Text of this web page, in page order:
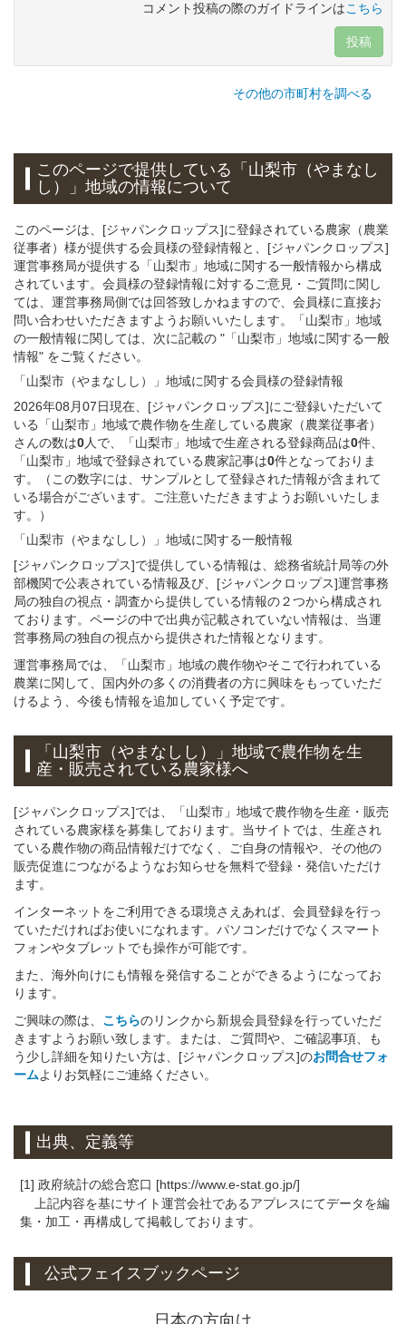
コメント投稿の際のガイドラインはこちら
投稿
その他の市町村を調べる
このページで提供している 「山梨市（やまなし
し）」地域の情報について
このページは、[ジャパンクロップス]に登録されている農家（農業
従事者）様が提供する会員様の登録情報と、[ジャパンクロップス]
運営事務局が提供する「山梨市」地域に関する一般情報から構成
されています。会員様の登録情報に対するご意見・ご質問に関し
ては、運営事務局側では回答致しかねますので、会員様に直接お
問い合わせいただきますようお願いいたします。「山梨市」地域
の一般情報に関しては、次に記載の "「山梨市」地域に関する一般
情報" をご覧ください。
「山梨市（やまなしし）」 地域に関する会員様の登録情報
2026年08月07日現在、[ジャパンクロップス]にご登録いただいて
いる「山梨市」地域で農作物を生産している農家（農業従事者）
さんの数は0人で、「山梨市」地域で生産される登録商品は0件、
「山梨市」地域で登録されている農家記事は0件となっておりま
す。（この数字には、サンプルとして登録された情報が含まれて
いる場合がございます。ご注意いただきますようお願いいたしま
す。）
「山梨市（やまなしし）」 地域に関する一般情報
[ジャパンクロップス]で提供している情報は、総務省統計局等の外
部機関で公表されている情報及び、[ジャパンクロップス]運営事務
局の独自の視点・調査から提供している情報の２つから構成され
ております。ページの中で出典が記載されていない情報は、当運
営事務局の独自の視点から提供された情報となります。
運営事務局では、「山梨市」地域の農作物やそこで行われている
農業に関して、国内外の多くの消費者の方に興味をもっていただ
けるよう、今後も情報を追加していく予定です。
「山梨市（やまなしし）」地域で農作物を生
産・販売されている農家様へ
[ジャパンクロップス]では、「山梨市」地域で農作物を生産・販売
されている農家様を募集しております。当サイトでは、生産され
ている農作物の商品情報だけでなく、ご自身の情報や、その他の
販売促進につながるようなお知らせを無料で登録・発信いただけ
ます。
インターネットをご利用できる環境さえあれば、会員登録を行っ
ていただければお使いになれます。パソコンだけでなくスマート
フォンやタブレットでも操作が可能です。
また、海外向けにも情報を発信することができるようになってお
ります。
ご興味の際は、 こちらのリンクから新規会員登録を行っていただ
きますようお願い致します。または、ご質問や、ご確認事項、も
う少し詳細を知りたい方は、[ジャパンクロップス]のお問合せフォ
ームよりお気軽にご連絡ください。
出典、定義等
[1] 政府統計の総合窓口 [https://www.e-stat.go.jp/]
上記内容を基にサイト運営会社であるアプレスにてデータを編
集・加工・再構成して掲載しております。
公式フェイスブックページ
日本の方向け